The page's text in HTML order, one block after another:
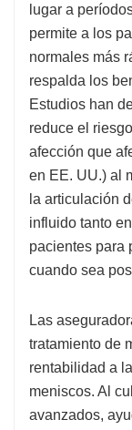
lugar a
permite a los
normales más
respalda los
Estudios han
reduce el
afección que
en EE. UU.) al
la articulación
influido tanto
pacientes para
cuando sea
Las
tratamiento de
rentabilidad a
meniscos. Al
avanzados,